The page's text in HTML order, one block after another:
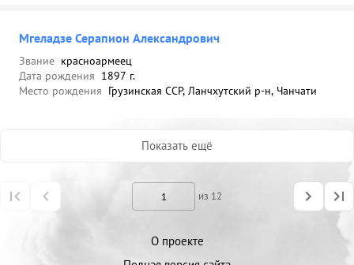
Мгеладзе Серапион Александрович
Звание красноармеец
Дата рождения 1897 г.
Место рождения Грузинская ССР, Ланчхутский р-н, Чанчати
Показать ещё
из 12
О проекте